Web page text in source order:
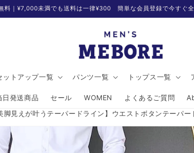
料｜¥7,000未満でも送料は一律¥300 簡単な会員登録で今すぐ全
ットアップ一覧 パンツ一覧 トップス一覧
日発送商品 セール WOMEN よくあるご質問
脚見えが叶うテーパードライン】ウエストボタンテーパー